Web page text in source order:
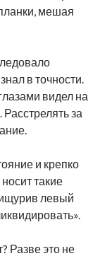
мешая
в точности.
видел на
за
и крепко
такие
левый
Разве это не